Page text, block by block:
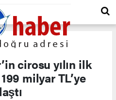
cirosu yılın ilk
milyar TL’ye